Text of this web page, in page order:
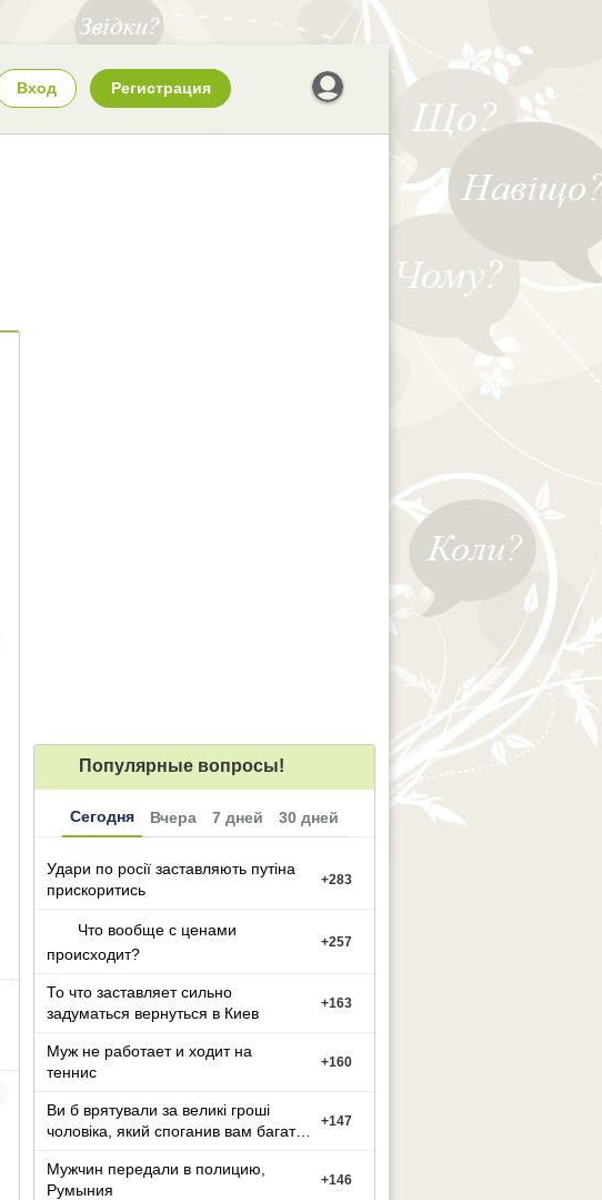
Вход Регистрация
Популярные вопросы!
Сегодня Вчера 7 дней 30 дней
Удари по росії заставляють путіна
прискоритись
+283
Что вообще с ценами
происходит?
+257
То что заставляет сильно
задуматься вернуться в Киев
+163
Муж не работает и ходит на
теннис
+160
Ви б врятували за великі гроші
чоловіка, який споганив вам багато
+147
Мужчин передали в полицию,
Румыния
+146